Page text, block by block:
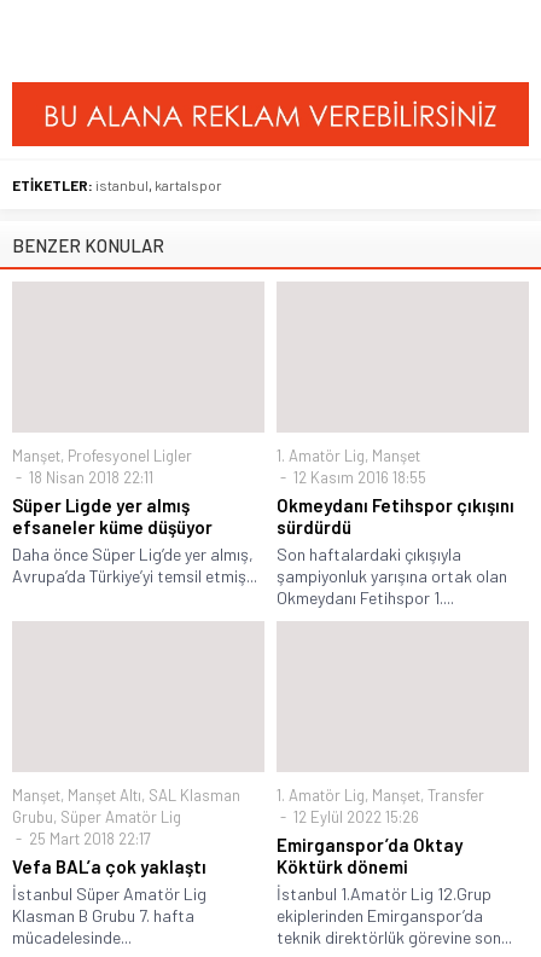
ETİKETLER: istanbul kartalspor
BENZER KONULAR
Manşet, Profesyonel Ligler
18 Nisan 2018 22:11
Süper Ligde yer almış
efsaneler küme düşüyor
Daha önce Süper Lig’de yer almış,
Avrupa’da Türkiye’yi temsil etmiş...
1. Amatör Lig, Manşet
12 Kasım 2016 18:55
Okmeydanı Fetihspor çıkışını
sürdürdü
Son haftalardaki çıkışıyla
şampiyonluk yarışına ortak olan
Okmeydanı Fetihspor 1....
Manşet, Manşet Altı, SAL Klasman
Grubu, Süper Amatör Lig
25 Mart 2018 22:17
Vefa BAL’a çok yaklaştı
İstanbul Süper Amatör Lig
Klasman B Grubu 7. hafta
mücadelesinde...
1. Amatör Lig, Manşet, Transfer
12 Eylül 2022 15:26
Emirganspor’da Oktay
Köktürk dönemi
İstanbul 1.Amatör Lig 12.Grup
ekiplerinden Emirganspor’da
teknik direktörlük görevine son...